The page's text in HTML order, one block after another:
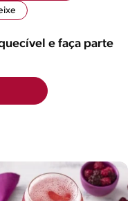
e faça parte